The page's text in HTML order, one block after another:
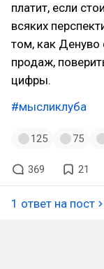
платит, если
всяких
том, как Денуво
продаж,
цифры.
#мысликлуба
125 75
369 21
1 ответ на пост